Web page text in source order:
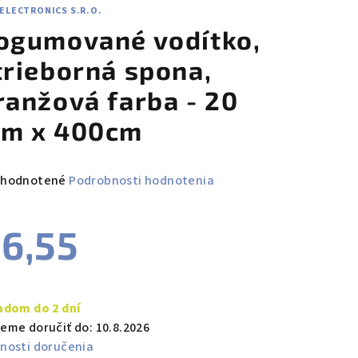
S.R.O.
vodítko,
spona,
farba - 20
x 400cm
Podrobnosti hodnotenia
do 2 dní
doručiť do: 10.8.2026
doručenia